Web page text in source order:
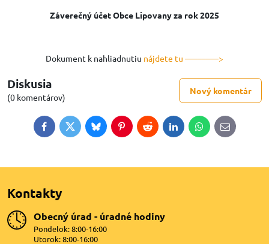
Záverečný účet Obce Lipovany za rok 2025
Dokument k nahliadnutiu nájdete tu ––––––––>
Diskusia
(0 komentárov)
Nový komentár
FacebookTwitterBlueskyPinterestRedditLinkedInWhatsApp
E-
mail
Kontakty
Obecný úrad - úradné hodiny
Pondelok: 8:00-16:00
Utorok: 8:00-16:00